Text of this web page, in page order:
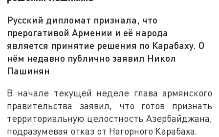
Русский дипломат признала, что
прерогативой Армении и её народа
является принятие решения по Карабаху. О
нём недавно публично заявил Никол
Пашинян
В начале текущей неделе глава армянского
правительства заявил, что готов признать
территориальную целостность Азербайджана,
подразумевая отказ от Нагорного Карабаха.